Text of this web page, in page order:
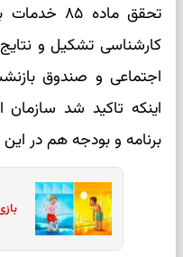
تحقق ماده
کارشناسی تشکیل و
اجتماعی و صندوق
اینکه تاکید شد سازمان
برنامه و بودجه هم در